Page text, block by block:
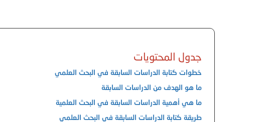
جدول المحتويات
خطوات كتابة الدراسات السابقة في البحث العلمي
ما هو الهدف من الدراسات السابقة
ما هي أهمية الدراسات السابقة في البحث العلمية
طريقة كتابة الدراسات السابقة في البحث العلمي